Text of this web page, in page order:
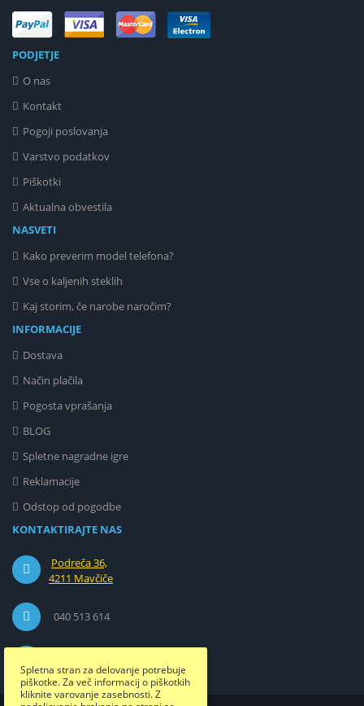
Spletna stran za delovanje potrebuje
piškotke. Za več informacij o piškotkih
kliknite varovanje zasebnosti. Z
PODJETJE
O nas
Kontakt
Pogoji poslovanja
Varstvo podatkov
Piškotki
Aktualna obvestila
NASVETI
Kako preverim model telefona?
Vse o kaljenih steklih
Kaj storim, če narobe naročim?
INFORMACIJE
Dostava
Način plačila
Pogosta vprašanja
BLOG
Spletne nagradne igre
Reklamacije
Odstop od pogodbe
KONTAKTIRAJTE NAS
Podreča 36,
4211 Mavčiče
040 513 614